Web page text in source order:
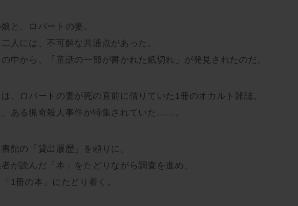
娘と、ロバートの妻。
人には、不可解な共通点があった。
中から、「童話の一節が書かれた紙切れ」が発見されたのだ。
、ロバートの妻が死の直前に借りていた1冊のオカルト雑誌。
、ある猟奇殺人事件が特集されていた……。
館の「貸出履歴」を頼りに、
が読んだ「本」をたどりながら調査を進め、
1冊の本」にたどり着く。